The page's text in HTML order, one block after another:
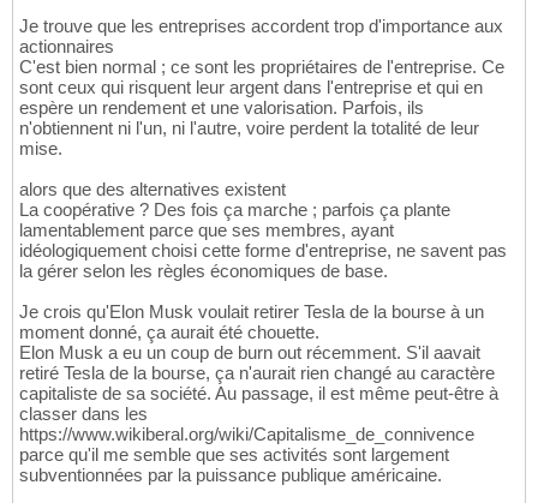
Je trouve que les entreprises accordent trop d'importance aux
actionnaires
C'est bien normal ; ce sont les propriétaires de l'entreprise. Ce
sont ceux qui risquent leur argent dans l'entreprise et qui en
espère un rendement et une valorisation. Parfois, ils
n'obtiennent ni l'un, ni l'autre, voire perdent la totalité de leur
mise.
alors que des alternatives existent
La coopérative ? Des fois ça marche ; parfois ça plante
lamentablement parce que ses membres, ayant
idéologiquement choisi cette forme d'entreprise, ne savent pas
la gérer selon les règles économiques de base.
Je crois qu'Elon Musk voulait retirer Tesla de la bourse à un
moment donné, ça aurait été chouette.
Elon Musk a eu un coup de burn out récemment. S'il aavait
retiré Tesla de la bourse, ça n'aurait rien changé au caractère
capitaliste de sa société. Au passage, il est même peut-être à
classer dans les
https://www.wikiberal.org/wiki/Capitalisme_de_connivence
parce qu'il me semble que ses activités sont largement
subventionnées par la puissance publique américaine.